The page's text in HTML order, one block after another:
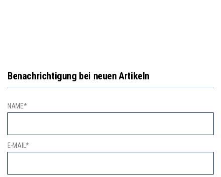
Benachrichtigung bei neuen Artikeln
NAME*
E-MAIL*